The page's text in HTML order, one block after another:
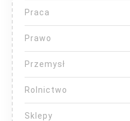
Praca
Prawo
Przemysł
Rolnictwo
Sklepy